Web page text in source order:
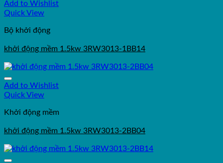
Add to Wishlist
Quick View
Bộ khởi động
khởi động mềm 1.5kw 3RW3013-1BB14
Add to Wishlist
Quick View
Khởi động mềm
khởi động mềm 1.5kw 3RW3013-2BB04